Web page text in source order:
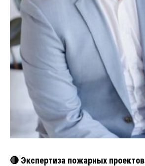
🔴 Экспертиза пожарных проектов